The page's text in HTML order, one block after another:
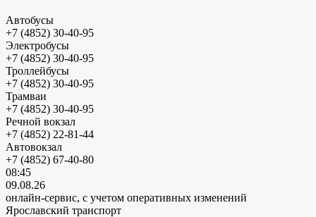
Автобусы
+7 (4852) 30-40-95
Электробусы
+7 (4852) 30-40-95
Троллейбусы
+7 (4852) 30-40-95
Трамваи
+7 (4852) 30-40-95
Речной вокзал
+7 (4852) 22-81-44
Автовокзал
+7 (4852) 67-40-80
08:45
09.08.26
онлайн-сервис, с учетом оперативных изменений
Ярославский транспорт